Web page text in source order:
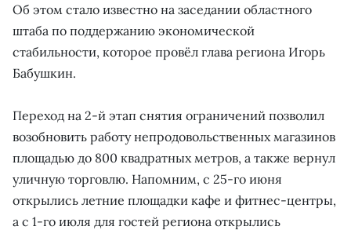
Об этом стало известно на заседании областного
штаба по поддержанию экономической
стабильности, которое провёл глава региона Игорь
Бабушкин.
Переход на 2-й этап снятия ограничений позволил
возобновить работу непродовольственных магазинов
площадью до 800 квадратных метров, а также вернул
уличную торговлю. Напомним, с 25-го июня
открылись летние площадки кафе и фитнес-центры,
а с 1-го июля для гостей региона открылись